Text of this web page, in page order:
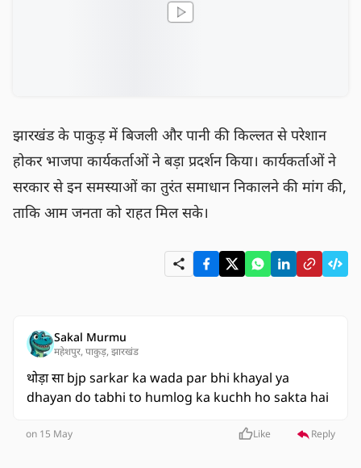
झारखंड के पाकुड़ में बिजली और पानी की किल्लत से परेशान
होकर भाजपा कार्यकर्ताओं ने बड़ा प्रदर्शन किया। कार्यकर्ताओं ने
सरकार से इन समस्याओं का तुरंत समाधान निकालने की मांग की,
ताकि आम जनता को राहत मिल सके।
Sakal Murmu
महेशपुर, पाकुड़, झारखंड
थोड़ा सा bjp sarkar ka wada par bhi khayal ya
dhayan do tabhi to humlog ka kuchh ho sakta hai
on 15 May Like Reply